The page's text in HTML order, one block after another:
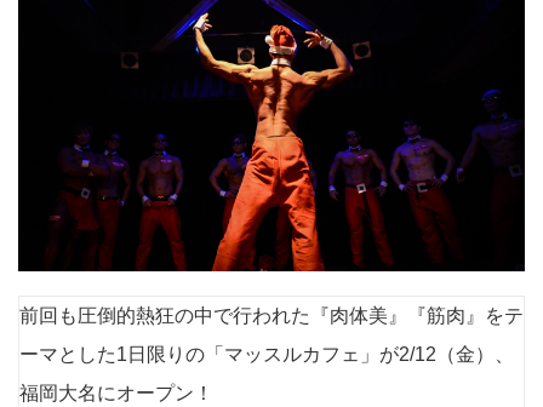
前回も圧倒的熱狂の中で行われた『肉体美』『筋肉』をテ
ーマとした1日限りの「マッスルカフェ」が2/12（金）、
福岡大名にオープン！